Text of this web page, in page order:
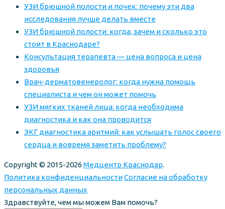
УЗИ брюшной полости и почек: почему эти два
исследования лучше делать вместе
УЗИ брюшной полости: когда, зачем и сколько это
стоит в Краснодаре?
Консультация терапевта — цена вопроса и цена
здоровья
Врач-дерматовенеролог: когда нужна помощь
специалиста и чем он может помочь
УЗИ мягких тканей лица: когда необходима
диагностика и как она проводится
ЭКГ диагностика аритмий: как услышать голос своего
сердца и вовремя заметить проблему?
Copyright © 2015-2026 Медцентр Краснодар.
Политика конфиденциальностиСогласие на обработку
персональных данных
Здравствуйте, чем мы можем Вам помочь?